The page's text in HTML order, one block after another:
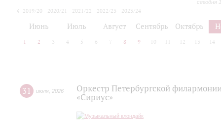
сегодня
2019/20 2020/21 2021/22 2022/23
2023/24
Июнь Июль Август Сентябрь Октябрь
1 2 3 4 5 6 7 8 9 10 12 13 14
31 июля 2026
Оркестр Петербургской
«Сириус»